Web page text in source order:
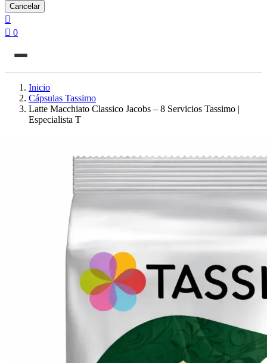
Cancelar

 0
Inicio
Cápsulas Tassimo
Latte Macchiato Classico Jacobs – 8 Servicios Tassimo |
Especialista T